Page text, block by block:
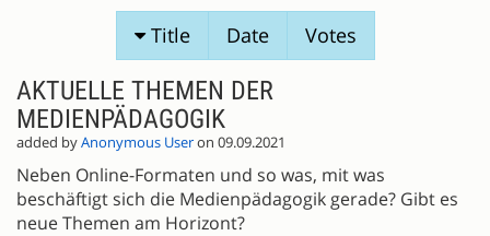
Title Date Votes
AKTUELLE THEMEN DER
MEDIENPÄDAGOGIK
added byAnonymous Useron 09.09.2021
Neben Online-Formaten und so was, mit was
beschäftigt sich die Medienpädagogik gerade? Gibt es
neue Themen am Horizont?